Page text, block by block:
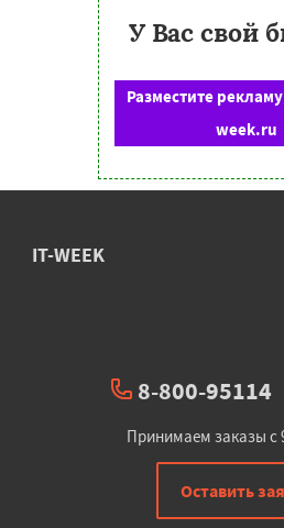
У Вас свой
Разместите
week.ru
IT-WEEK
8-800-95114
Принимаем заказы с
Оставить